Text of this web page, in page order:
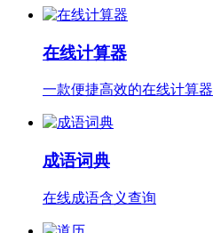
在线计算器
一款便捷高效的在线计算器
成语词典
在线成语含义查询